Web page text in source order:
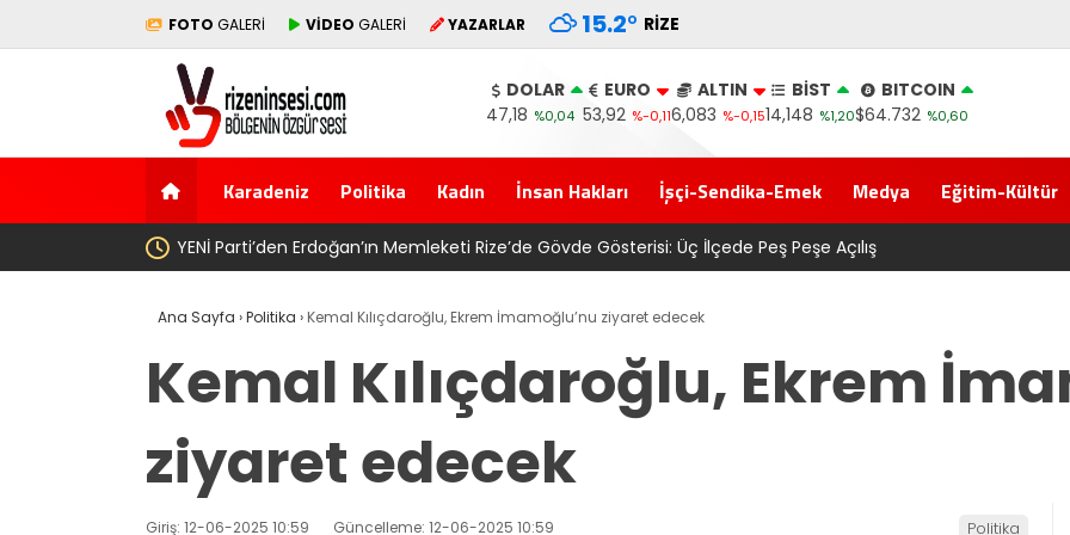
FOTO GALERİ VİDEO GALERİ YAZARLAR 15.2° RIZE
DOLAR
47,18 %0,04
EURO
53,92 %-0,11
ALTIN
6,083 %-0,15
BİST
14,148 %1,20
BITCOIN
$64.732 %0,60
Karadeniz Politika Kadın İnsan Hakları İşçi-Sendika-Emek Medya Eğitim-Kültür
SAYIN BAKAN YA O TARAFI DA BİLİYOR MUSUN?
Ana Sayfa ›Politika › Kemal Kılıçdaroğlu, Ekrem İmamoğlu’nu ziyaret edecek
Kemal Kılıçdaroğlu, Ekrem
ziyaret edecek
Giriş: 12-06-2025 10:59 Güncelleme: 12-06-2025 10:59 Politika